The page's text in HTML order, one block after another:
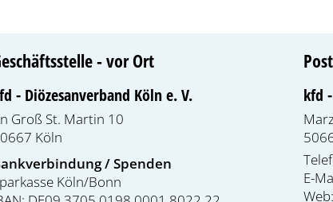
- vor Ort
- Diözesanverband Köln e. V.
Groß St. Martin 10
Köln
/ Spenden
Köln/Bonn
kfd
E-
Web: